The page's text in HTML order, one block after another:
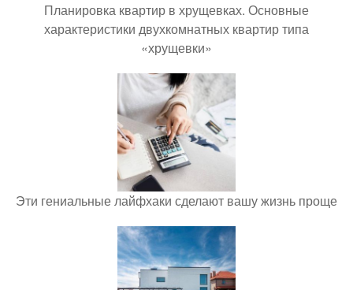
Планировка квартир в хрущевках. Основные
характеристики двухкомнатных квартир типа
«хрущевки»
Эти гениальные лайфхаки сделают вашу жизнь проще